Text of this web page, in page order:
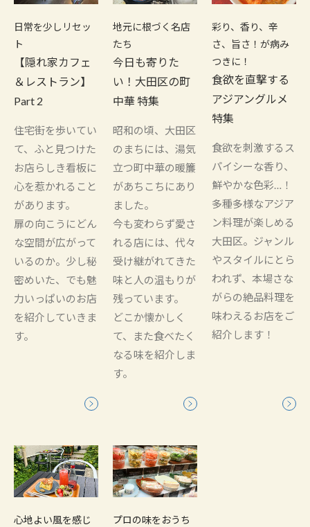
日常を少しリセッ
ト
【隠れ家カフェ
＆レストラン】
Part 2
住宅街を歩いてい
て、ふと見つけた
お店らしき看板に
心を惹かれること
があります。
扉の向こうにどん
な空間が広がって
いるのか。少し秘
密めいた、でも魅
力いっぱいのお店
を紹介していきま
す。
地元に根づく名店
たち
今日も寄りた
い！大田区の町
中華 特集
昭和の頃、大田区
のまちには、湯気
立つ町中華の暖簾
があちこちにあり
ました。
今も変わらず愛さ
れる店には、代々
受け継がれてきた
味と人の温もりが
残っています。
どこか懐かしく
て、また食べたく
なる味を紹介しま
す。
彩り、香り、辛
さ、旨さ！が病み
つきに！
食欲を直撃する
アジアングルメ
特集
食欲を刺激するス
パイシーな香り、
鮮やかな色彩…！
多種多様なアジア
ン料理が楽しめる
大田区。ジャンル
やスタイルにとら
われず、本場さな
がらの絶品料理を
味わえるお店をご
紹介します！
心地よい風を感じ
プロの味をおうち